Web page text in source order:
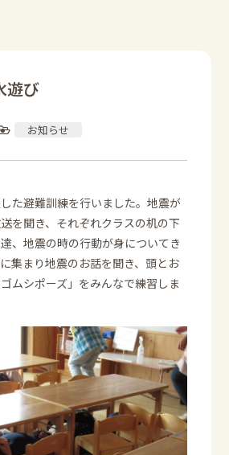
遊び
お知らせ
た避難訓練を行いました。地震が
を聞き、それぞれクラスの机の下
、地震の時の行動が身についてき
集まり地震のお話を聞き、頭とお
ムシポーズ」をみんなで練習しま